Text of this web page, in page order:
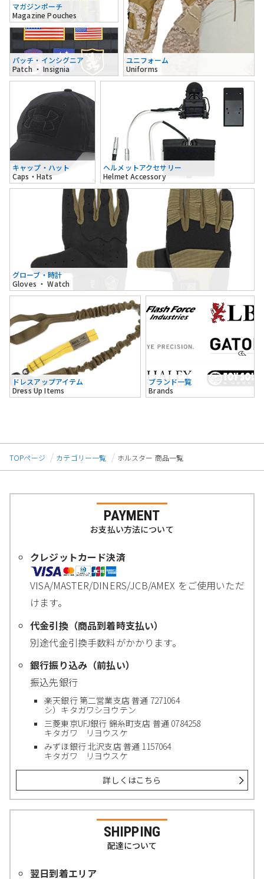
マガジンポーチ
Magazine Pouches
パッチ・インシグニア
Patch ・ Insignia
ユニフォーム
Uniforms
キャップ・ハット
Caps・Hats
ヘルメットアクセサリー
Helmet Accessory
グローブ・時計
Gloves ・ Watch
ドレスアップアイテム
Dress Up Items
ブランド一覧
Brands
TOPページ カテゴリー一覧 ホルスター 商品一覧
PAYMENT
お支払い方法について
クレジットカード決済
VISA/MASTER/DINERS/JCB/AMEX をご使用いただ
けます。
代金引換（商品到着時支払い）
別途代金引換手数料がかかります。
銀行振り込み（前払い）
振込先銀行
楽天銀行 第二営業支店 普通 7271064
シ）キタガワシヨウテン
三菱東京UFJ銀行 錦糸町支店 普通 0784258
キタガワ リヨウスケ
みずほ銀行 北沢支店 普通 1157064
キタガワ リヨウスケ
詳しくはこちら
SHIPPING
配達について
翌日到着エリア